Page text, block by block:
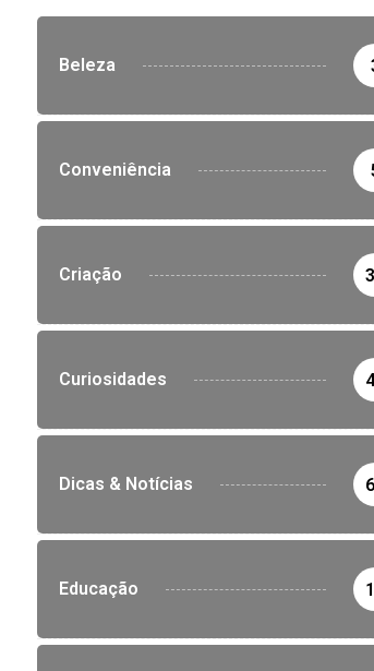
Beleza
Conveniência
Criação
Curiosidades
Dicas & Notícias
Educação